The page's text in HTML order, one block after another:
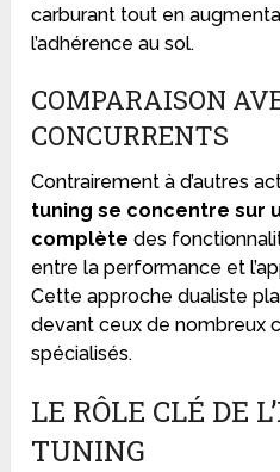
carburant tout en
l’adhérence au sol.
COMPARAISON
CONCURRENTS
Contrairement à d’autres
tuning se concentre sur
complète des
entre la performance et
Cette approche dualiste
devant ceux de nombreux
spécialisés.
LE RÔLE CLÉ DE
TUNING